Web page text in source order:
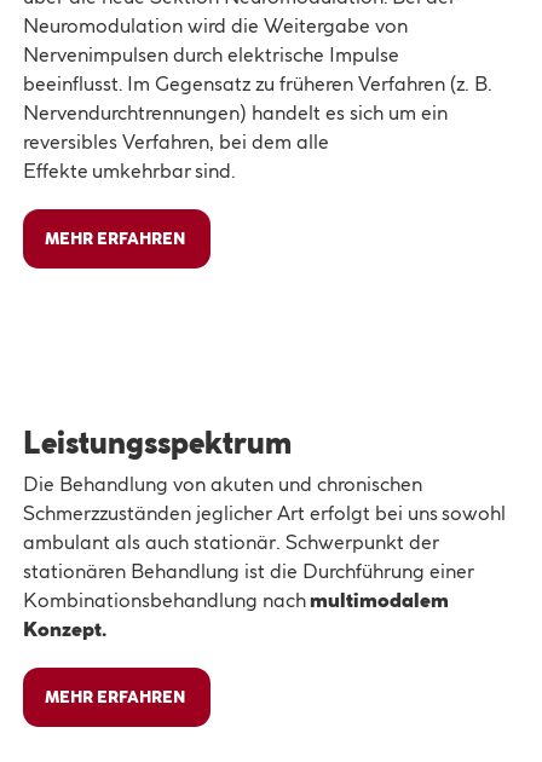
Neuromodulation wird die Weitergabe von
Nervenimpulsen durch elektrische Impulse
beeinflusst. Im Gegensatz zu früheren Verfahren (z. B.
Nervendurchtrennungen) handelt es sich um ein
reversibles Verfahren, bei dem alle
Effekte umkehrbar sind.
MEHR ERFAHREN
Leistungsspektrum
Die Behandlung von akuten und chronischen
Schmerzzuständen jeglicher Art erfolgt bei uns sowohl
ambulant als auch stationär. Schwerpunkt der
stationären Behandlung ist die Durchführung einer
Kombinationsbehandlung nachmultimodalem
Konzept.
MEHR ERFAHREN